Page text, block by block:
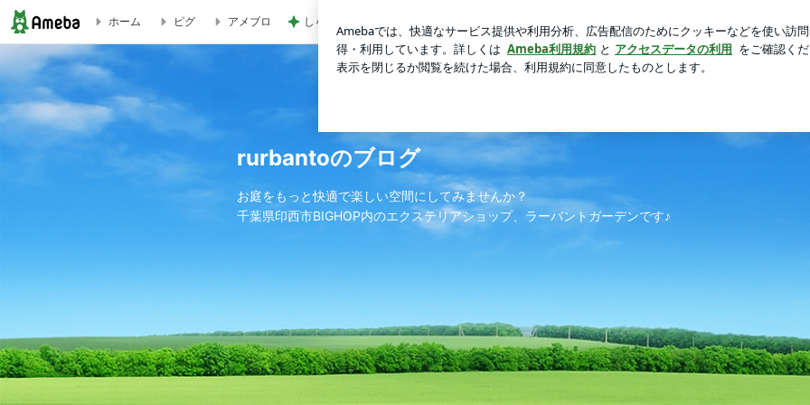
決算大感謝祭 ありがとうございました♪ | rurbantoのブログ
ホーム ピグ アメブロ しゃぶ葉でレベルアップした牛肉 ロ
rurbantoのブログ
お庭をもっと快適で楽しい空間にしてみませんか？
千葉県印西市BIGHOP内のエクステリアショップ、ラーバントガーデンです♪